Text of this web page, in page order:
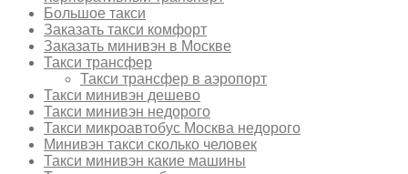
Большое такси
Заказать такси комфорт
Заказать минивэн в Москве
Такси трансфер
Такси трансфер в аэропорт
Такси минивэн дешево
Такси минивэн недорого
Такси микроавтобус Москва недорого
Минивэн такси сколько человек
Такси минивэн какие машины